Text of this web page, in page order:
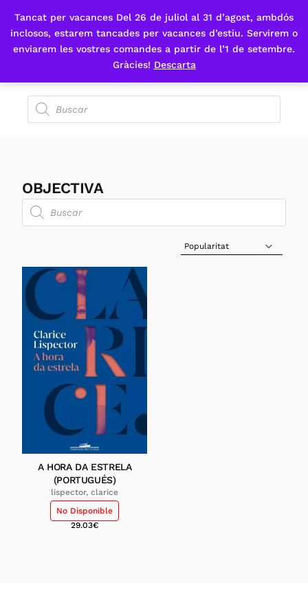
Tancat per vacances Del 26 de juliol al 31 d’agost, ambdós
inclosos, estarem tancades per vacances d’estiu. Servirem o
enviarem les vostres comandes a partir de l’1 de setembre.
Gràcies! Descarta
Fes-te'n sòcia
OBJECTIVA
Sort Products
A HORA DA ESTRELA
(PORTUGUÉS)
lispector, clarice
No Disponible
29.03€